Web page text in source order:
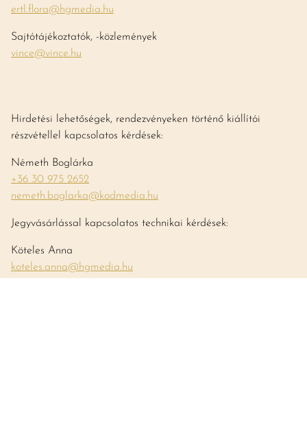
ertl.flora@hgmedia.hu
Sajtótájékoztatók, -közlemények
vince@vince.hu
Hirdetési lehetőségek, rendezvényeken történő kiállítói
részvétellel kapcsolatos kérdések:
Németh Boglárka
+36 30 975 2652
nemeth.boglarka@kodmedia.hu
Jegyvásárlással kapcsolatos technikai kérdések:
Köteles Anna
koteles.anna@hgmedia.hu